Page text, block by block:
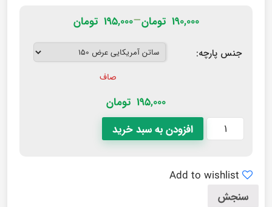
۱۹۰,۰۰۰ تومان–۱۹۵,۰۰۰ تومان
جنس پارچه:
صاف
195,000 تومان
افزودن به سبد خرید
Add to wishlist
سنجش